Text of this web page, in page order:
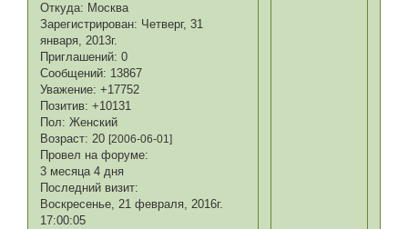
Откуда: Москва
Зарегистрирован: Четверг, 31
января, 2013г.
Приглашений: 0
Сообщений: 13867
Уважение: +17752
Позитив: +10131
Пол: Женский
Возраст: 20[2006-06-01]
Провел на форуме:
3 месяца 4 дня
Последний визит:
Воскресенье, 21 февраля, 2016г.
17:00:05